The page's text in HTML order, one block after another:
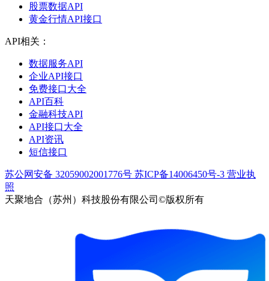
股票数据API
黄金行情API接口
API相关：
数据服务API
企业API接口
免费接口大全
API百科
金融科技API
API接口大全
API资讯
短信接口
苏公网安备 32059002001776号 苏ICP备14006450号-3 营业执
照
天聚地合（苏州）科技股份有限公司©版权所有